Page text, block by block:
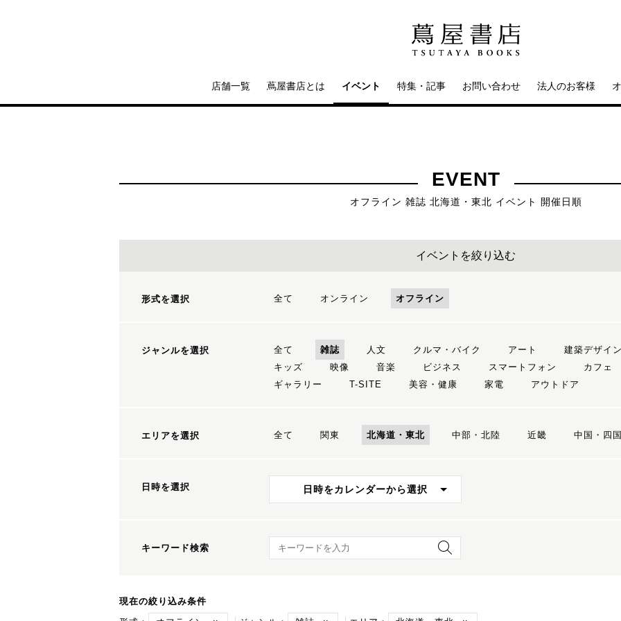
店舗一覧 蔦屋書店とは イベント 特集・記事 お問い合わせ 法人のお客様
EVENT
オフライン 雑誌 北海道・東北 イベント 開催日順
イベントを絞り込む
形式を選択 全て オンライン オフライン
ジャンルを選択 全て 雑誌 人文 クルマ・バイク アート 建築デザイン
キッズ
映像 音楽 ビジネス スマートフォン カフェ
ギャラリー
T-SITE 美容・健康 家電 アウトドア
エリアを選択 全て 関東 北海道・東北 中部・北陸 近畿 中国・四国
日時を選択 日時をカレンダーから選択
キーワード検索 キーワード検索
現在の絞り込み条件